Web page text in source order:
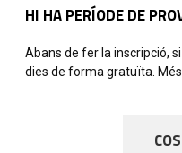
HI HA PERÍODE DE
Abans de fer la inscripció,
dies de forma gratuïta.